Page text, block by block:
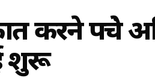
करने पहुंचे
शुरू